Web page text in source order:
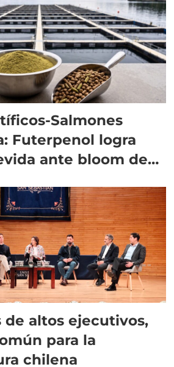
Salmones
Futerpenol logra
ante bloom de
de altos ejecutivos,
para la
chilena